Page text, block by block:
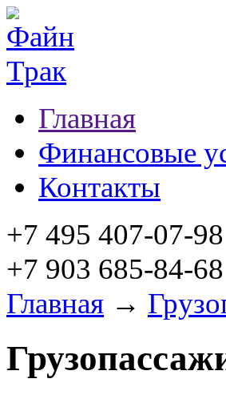
Главная
Финансовые
Контакты
+7 495 407-07-98
+7 903 685-84-68
Главная →